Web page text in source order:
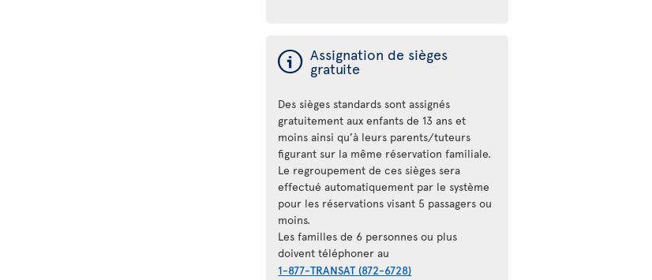
ý Assignation de sièges
gratuite
Des sièges standards sont assignés
gratuitement aux enfants de 13 ans et
moins ainsi qu’à leurs parents/tuteurs
figurant sur la même réservation familiale.
Le regroupement de ces sièges sera
effectué automatiquement par le système
pour les réservations visant 5 passagers ou
moins.
Les familles de 6 personnes ou plus
doivent téléphoner au
1-877-TRANSAT (872-6728)